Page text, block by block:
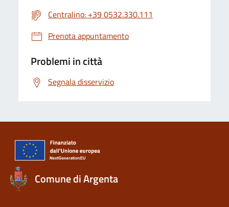
Centralino: +39 0532.330.111
Prenota appuntamento
Problemi in città
Segnala disservizio
Comune di Argenta